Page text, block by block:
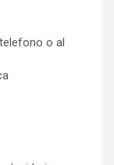
o al